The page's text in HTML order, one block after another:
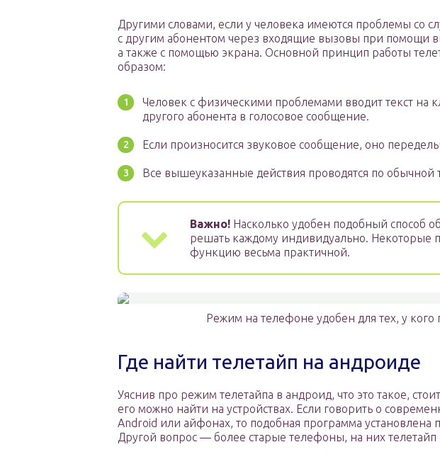
Другими словами, если у человека имеются проблемы со
с другим абонентом через входящие вызовы при помощи
а также с помощью экрана. Основной принцип работы
образом:
Человек с физическими проблемами вводит текст на
другого абонента в голосовое сообщение.
Если произносится звуковое сообщение, оно
Все вышеуказанные действия проводятся по
Важно! Насколько удобен подобный способ
решать каждому индивидуально. Некоторые
функцию весьма практичной.
Режим на телефоне удобен для тех, у кого
Где найти телетайп на андроиде
Уяснив про режим телетайпа в андроид, что это такое,
его можно найти на устройствах. Если говорить о
Android или айфонах, то подобная программа установлена
Другой вопрос — более старые телефоны, на них телетайп